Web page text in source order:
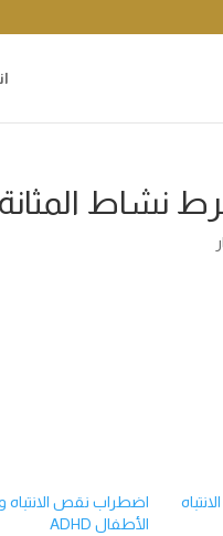
نشاط المثانة
اضطراب نقص الانتباه
الأطفال ADHD